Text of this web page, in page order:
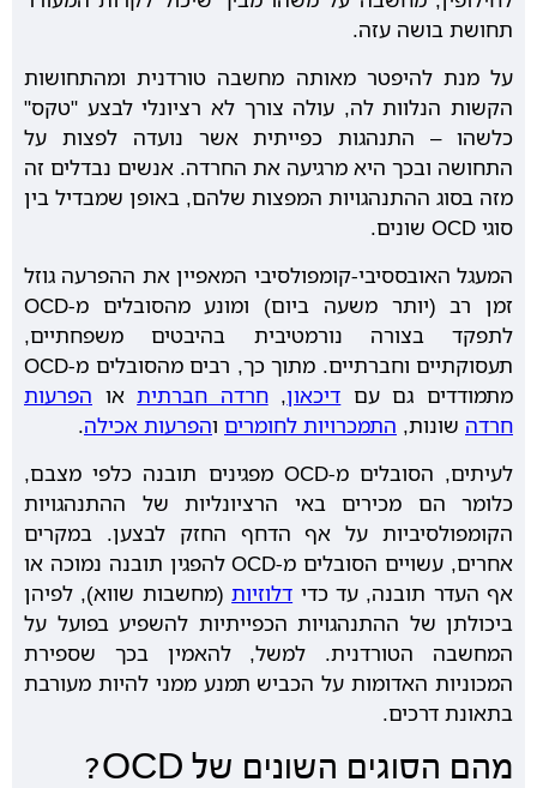
תחושת בושה עזה.
על מנת להיפטר מאותה מחשבה טורדנית ומהתחושות
הקשות הנלוות לה, עולה צורך לא רציונלי לבצע "טקס"
כלשהו – התנהגות כפייתית אשר נועדה לפצות על
התחושה ובכך היא מרגיעה את החרדה. אנשים נבדלים זה
מזה בסוג ההתנהגויות המפצות שלהם, באופן שמבדיל בין
סוגי OCD שונים.
המעגל האובססיבי-קומפולסיבי המאפיין את ההפרעה גוזל
זמן רב (יותר משעה ביום) ומונע מהסובלים מ-OCD
לתפקד בצורה נורמטיבית בהיבטים משפחתיים,
תעסוקתיים וחברתיים. מתוך כך, רבים מהסובלים מ-OCD
מתמודדים גם עם דיכאון,חרדה חברתיתאו הפרעות
חרדה שונות, התמכרויות לחומרים והפרעות אכילה.
לעיתים, הסובלים מ-OCD מפגינים תובנה כלפי מצבם,
כלומר הם מכירים באי הרציונליות של ההתנהגויות
הקומפולסיביות על אף הדחף החזק לבצען. במקרים
אחרים, עשויים הסובלים מ-OCD להפגין תובנה נמוכה או
אף העדר תובנה, עד כדי דלוזיות(מחשבות שווא), לפיהן
ביכולתן של ההתנהגויות הכפייתיות להשפיע בפועל על
המחשבה הטורדנית. למשל, להאמין בכך שספירת
המכוניות האדומות על הכביש תמנע ממני להיות מעורבת
בתאונת דרכים.
מהם הסוגים השונים של OCD?